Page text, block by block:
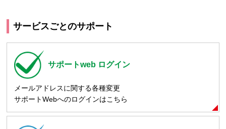
サービスごとのサポート
サポートweb ログイン
メールアドレスに関する各種変更
サポートWebへのログインはこちら